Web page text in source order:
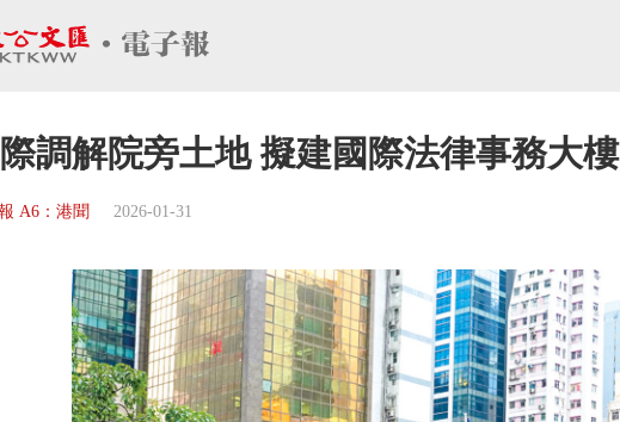
調解院旁土地 擬建國際法律事務大樓
A6：港聞 2026-01-31